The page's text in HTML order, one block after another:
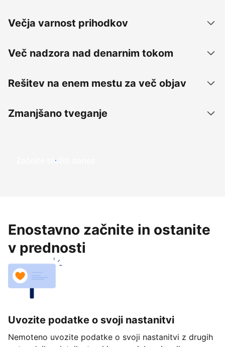
Večja varnost prihodkov
Več nadzora nad denarnim tokom
Rešitev na enem mestu za več objav
Zmanjšano tveganje
Začnite služiti danes
Enostavno začnite in ostanite
v prednosti
Uvozite podatke o svoji nastanitvi
Nemoteno uvozite podatke o svoji nastanitvi z drugih